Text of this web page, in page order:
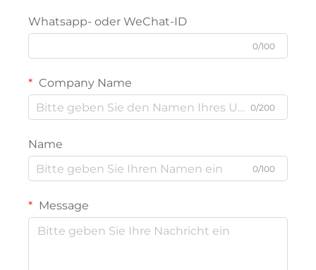
Whatsapp- oder WeChat-ID
0/100
Company Name
0/200
Name
0/100
Message